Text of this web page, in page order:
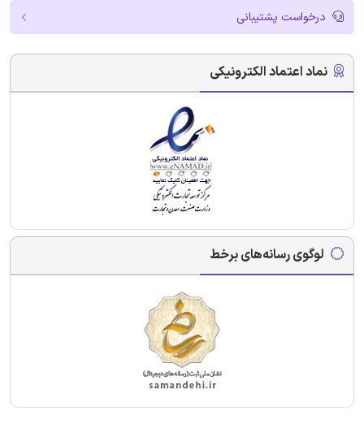
درخواست پشتیبانی
نماد اعتماد الکترونیکی
لوگوی رسانه‌های برخط